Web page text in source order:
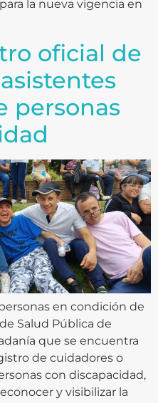
la nueva vigencia en
oficial de
personas
en condición de
Salud Pública de
que se encuentra
de cuidadores o
con discapacidad,
y visibilizar la